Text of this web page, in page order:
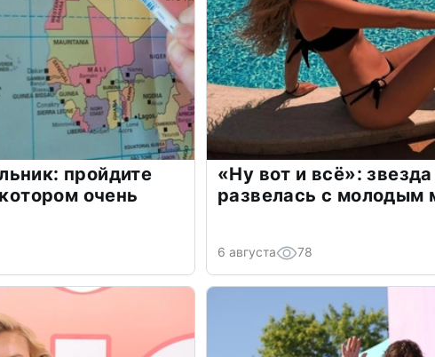
пройдите
очень
«Ну вот и всё»:
развелась с молодым
6 августа 78